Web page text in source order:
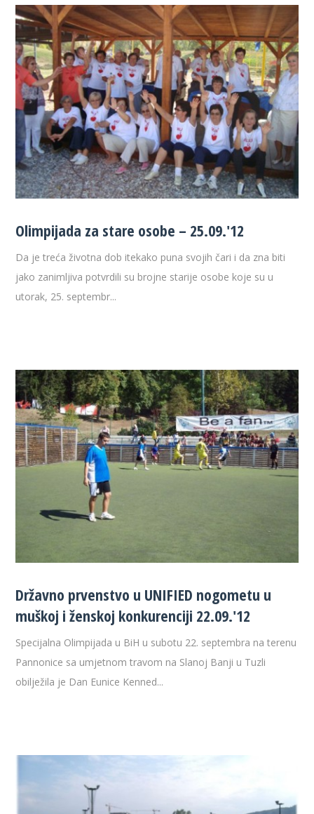
Olimpijada za stare osobe – 25.09.'12
Da je treća životna dob itekako puna svojih čari i da zna biti
jako zanimljiva potvrdili su brojne starije osobe koje su u
utorak, 25. septembr...
Državno prvenstvo u UNIFIED nogometu u
muškoj i ženskoj konkurenciji 22.09.'12
Specijalna Olimpijada u BiH u subotu 22. septembra na terenu
Pannonice sa umjetnom travom na Slanoj Banji u Tuzli
obilježila je Dan Eunice Kenned...